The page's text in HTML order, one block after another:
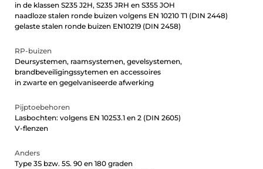
in de klassen S235 J2H, S235 JRH en S355 JOH
naadloze stalen ronde buizen volgens EN 10210 T1 (DIN 2448)
gelaste stalen ronde buizen EN10219 (DIN 2458)
RP-buizen
Deursystemen, raamsystemen, gevelsystemen,
brandbeveiligingssytemen en accessoires
in zwarte en gegelvaniseerde afwerking
Pijptoebehoren
Lasbochten: volgens EN 10253.1 en 2 (DIN 2605)
V-flenzen
Anders
Type 3S bzw. 5S. 90 en 180 graden